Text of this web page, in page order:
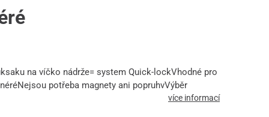
na víčko nádrže= system Quick-lockVhodné pro
potřeba magnety ani popruhvVýběr
více informací